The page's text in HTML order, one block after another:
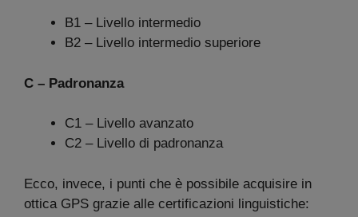
B1 – Livello intermedio
B2 – Livello intermedio superiore
C – Padronanza
C1 – Livello avanzato
C2 – Livello di padronanza
Ecco, invece, i punti che è possibile acquisire in
ottica GPS grazie alle certificazioni linguistiche: